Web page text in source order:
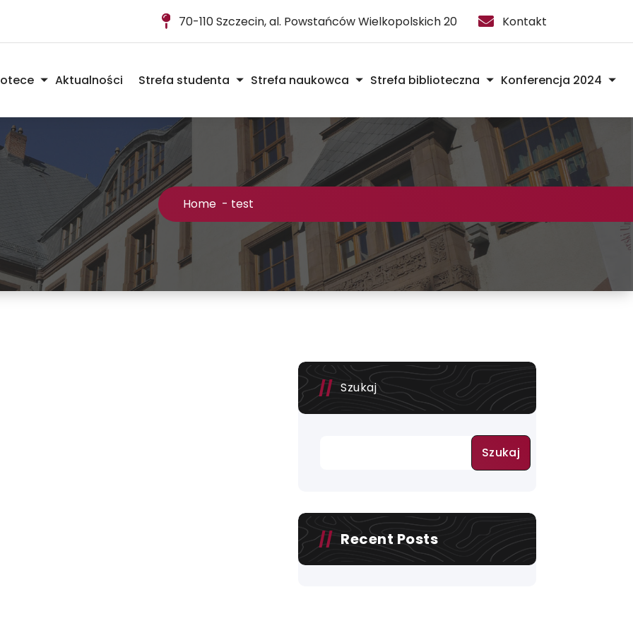
70-110 Szczecin, al. Powstańców Wielkopolskich 20 Kontakt
Aktualności Strefa studenta Strefa naukowca Strefa biblioteczna Konferencja 2024
Home - test
Szukaj
Szukaj
Recent Posts